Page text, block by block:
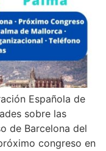
Española de
sobre las
de Barcelona del
congreso en